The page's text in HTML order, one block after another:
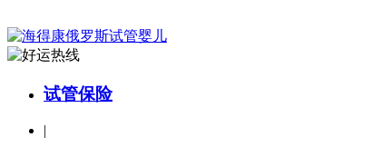
试管保险
|